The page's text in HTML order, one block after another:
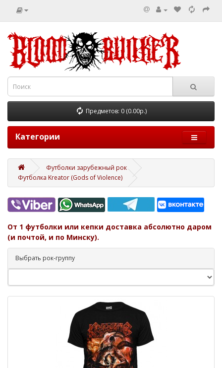
Предметов: 0 (0.00р.)
Категории
Футболки зарубежный рок
Футболка Kreator (Gods of Violence)
От 1 футболки или кепки доставка абсолютно даром
(и почтой, и по Минску).
Выбрать рок-группу